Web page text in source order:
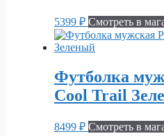
5399 ₽ Смотреть в
Футболка
Cool Trail
8499 ₽ Смотреть в